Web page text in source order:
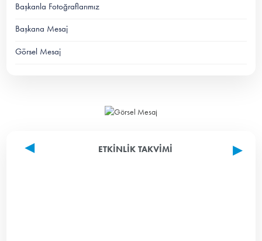
Başkanla Fotoğraflarımız
Başkana Mesaj
Görsel Mesaj
ETKINLIK TAKVIMI